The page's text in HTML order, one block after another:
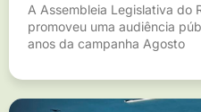
A Assembleia Legislativa do
promoveu uma audiência
anos da campanha Agosto